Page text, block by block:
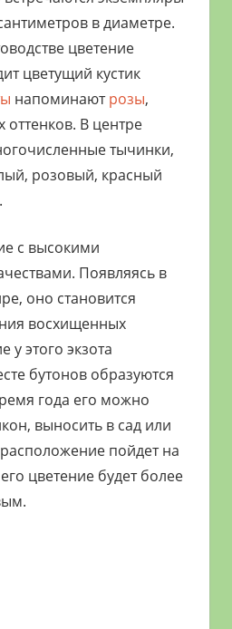
в диаметре.
цветение
цветущий кустик
напоминаютрозы,
оттенков. В центре
тычинки,
розовый, красный
с высокими
Появляясь в
оно становится
восхищенных
у этого экзота
бутонов образуются
года его можно
выносить в сад или
пойдет на
цветение будет более